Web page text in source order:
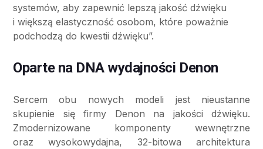
systemów, aby zapewnić lepszą jakość dźwięku
i większą elastyczność osobom, które poważnie
podchodzą do kwestii dźwięku”.
Oparte na DNA wydajności Denon
Sercem obu nowych modeli jest nieustanne
skupienie się firmy Denon na jakości dźwięku.
Zmodernizowane komponenty wewnętrzne
oraz wysokowydajna, 32-bitowa architektura